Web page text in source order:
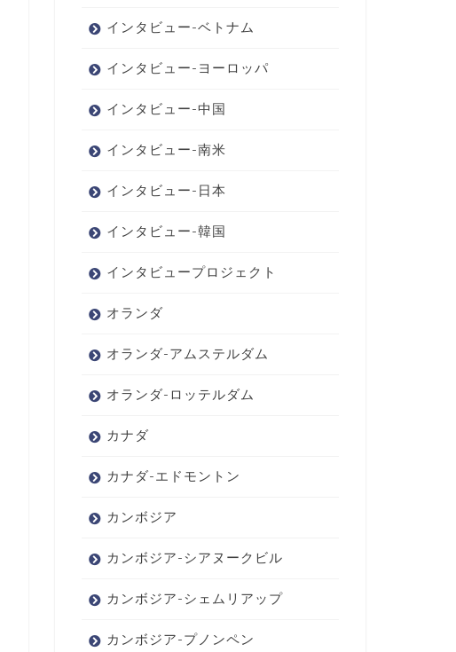
インタビュー-ベトナム
インタビュー-ヨーロッパ
インタビュー-中国
インタビュー-南米
インタビュー-日本
インタビュー-韓国
インタビュープロジェクト
オランダ
オランダ-アムステルダム
オランダ-ロッテルダム
カナダ
カナダ-エドモントン
カンボジア
カンボジア-シアヌークビル
カンボジア-シェムリアップ
カンボジア-プノンペン